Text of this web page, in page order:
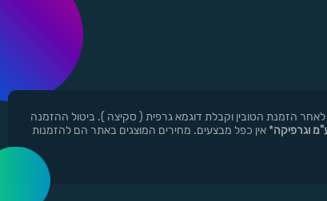
* לאחר הזמנת הטובין וקבלת דוגמא גרפית ( סקיצה ). ביטול ההזמנה
וגרפיקה* אין כפל מבצעים. מחירים המוצגים באתר הם להזמנות